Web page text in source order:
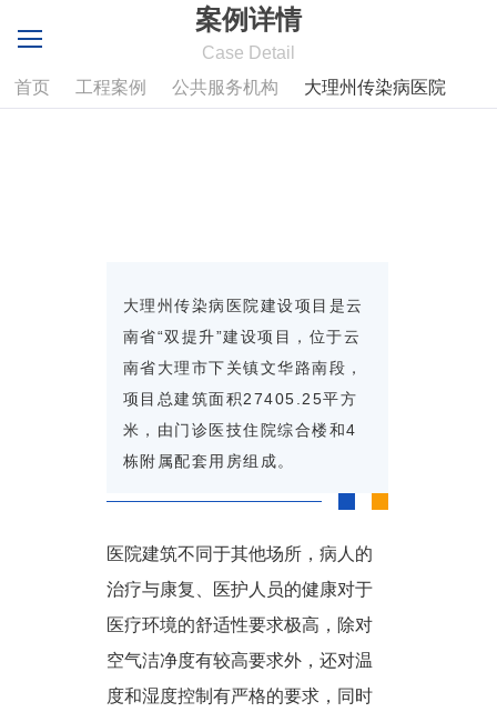
案例详情
Case Detail
首页
工程案例 公共服务机构 大理州传染病医院
大理州传染病医院建设项目是云
南省“双提升”建设项目，位于云
南省大理市下关镇文华路南段，
项目总建筑面积27405.25平方
米，由门诊医技住院综合楼和4
栋附属配套用房组成。
医院建筑不同于其他场所， 病人的
治疗与康复、医护人员的健康对于
医疗环境的舒适性要求极高， 除对
空气洁净度有较高要求外，还对温
度和湿度控制有严格的要求， 同时